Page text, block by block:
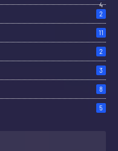
4
2
11
2
3
8
5